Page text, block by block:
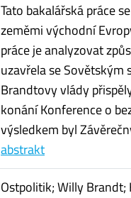
Tato bakalářská práce
zeměmi východní
práce je analyzovat
uzavřela se Sovětským
Brandtovy vlády
konání Konference o
výsledkem byl
abstrakt
Ostpolitik; Willy Brandt;